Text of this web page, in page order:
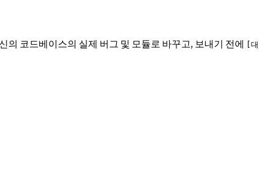
코드베이스의 실제 버그 및 모듈로 바꾸고, 보내기 전에 [대